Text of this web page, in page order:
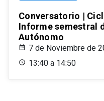
Conversatorio |
Informe semestral
Autónomo
7 de Noviembre de
13:40 a 14:50